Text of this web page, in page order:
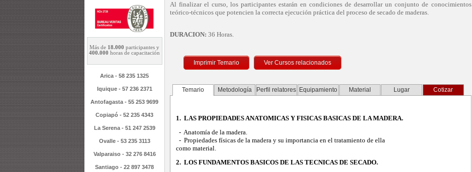
Más de 18.000 participantes y
400.000 horas de capacitación
Arica - 58 235 1325
Iquique - 57 236 2371
Antofagasta - 55 253 9699
Copiapó - 52 235 4343
La Serena - 51 247 2539
Ovalle - 53 235 3113
Valparaiso - 32 276 8416
Santiago - 22 897 3478
Al finalizar el curso, los participantes estarán en condiciones de desarrollar un conjunto de conocimientos
teórico-técnicos que potencien la correcta ejecución práctica del proceso de secado de maderas.
DURACION: 36 Horas.
Imprimir Temario
Temario Metodología Perfil relatores Equipamiento Material Lugar Cotizar
1. LAS PROPIEDADES ANATOMICAS Y FISICAS BASICAS DE LA MADERA.
- Anatomía de la madera.
- Propiedades físicas de la madera y su importancia en el tratamiento de ella
como material.
2. LOS FUNDAMENTOS BASICOS DE LAS TECNICAS DE SECADO.